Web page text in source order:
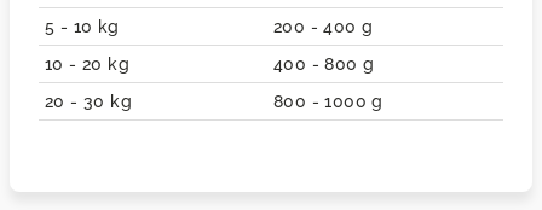
5 - 10 kg
200 - 400 g
10 - 20 kg
400 - 800 g
20 - 30 kg
800 - 1000 g